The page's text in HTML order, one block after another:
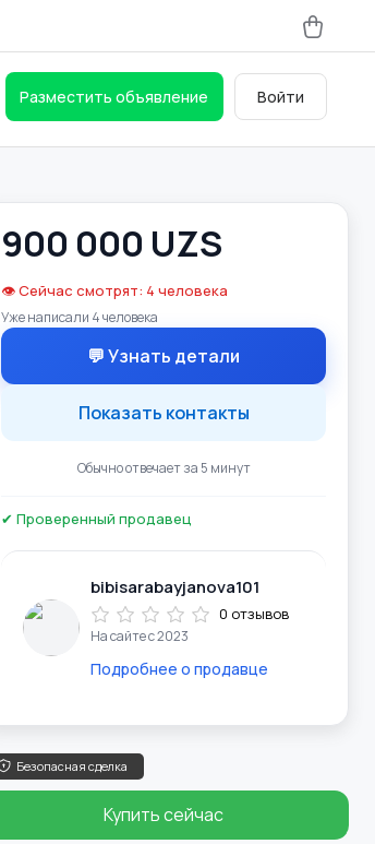
Разместить объявление Войти
900 000 UZS
👁️ Сейчас смотрят: 4 человека
Уже написали 4 человека
💬 Узнать детали
Показать контакты
Обычно отвечает за 5 минут
✔ Проверенный продавец
bibisarabayjanova101
0 отзывов
На сайте с 2023
Подробнее о продавце
Безопасная сделка
Купить сейчас